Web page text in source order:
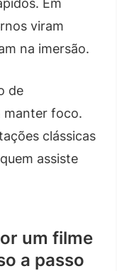
Em
viram
na imersão.
de
manter foco.
clássicas
assiste
um filme
a passo